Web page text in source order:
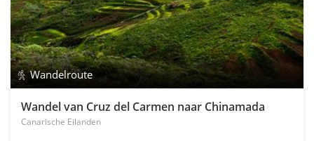
Wandelroute
Wandel van Cruz del Carmen naar Chinamada
Canarische Eilanden